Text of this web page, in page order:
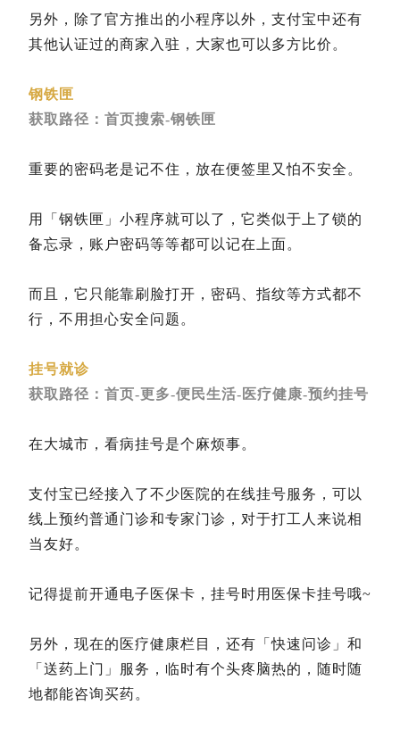
另外，除了官方推出的小程序以外，支付宝中还有
其他认证过的商家入驻，大家也可以多方比价。
钢铁匣
获取路径：首页搜索-钢铁匣
重要的密码老是记不住，放在便签里又怕不安全。
用「钢铁匣」小程序就可以了，它类似于上了锁的
备忘录，账户密码等等都可以记在上面。
而且，它只能靠刷脸打开，密码、指纹等方式都不
行，不用担心安全问题。
挂号就诊
获取路径：首页-更多-便民生活-医疗健康-预约挂号
在大城市，看病挂号是个麻烦事。
支付宝已经接入了不少医院的在线挂号服务，可以
线上预约普通门诊和专家门诊，对于打工人来说相
当友好。
记得提前开通电子医保卡，挂号时用医保卡挂号哦~
另外，现在的医疗健康栏目，还有「快速问诊」和
「送药上门」服务，临时有个头疼脑热的，随时随
地都能咨询买药。